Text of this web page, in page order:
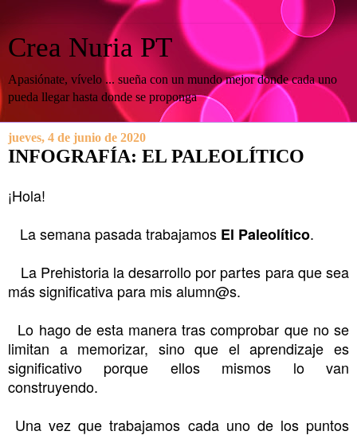
Crea Nuria PT
Apasiónate, vívelo ... sueña con un mundo mejor donde cada uno
pueda llegar hasta donde se proponga
jueves, 4 de junio de 2020
INFOGRAFÍA: EL PALEOLÍTICO
¡Hola!
La semana pasada trabajamos El Paleolítico.
La Prehistoria la desarrollo por partes para que sea
más significativa para mis alumn@s.
Lo hago de esta manera tras comprobar que no se
limitan a memorizar, sino que el aprendizaje es
significativo porque ellos mismos lo van
construyendo.
Una vez que trabajamos cada uno de los puntos